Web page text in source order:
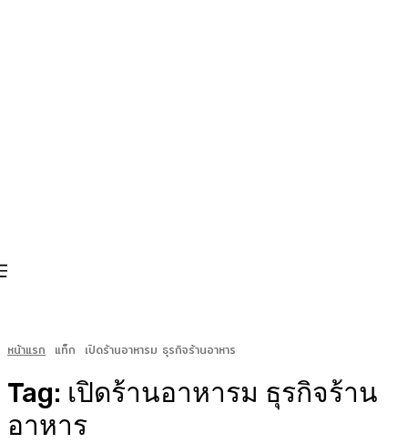
หน้าแรก แท็ก เปิดร้านอาหารม ธุรกิจร้านอาหาร
Tag: เปิดร้านอาหารม ธุรกิจร้าน
อาหาร